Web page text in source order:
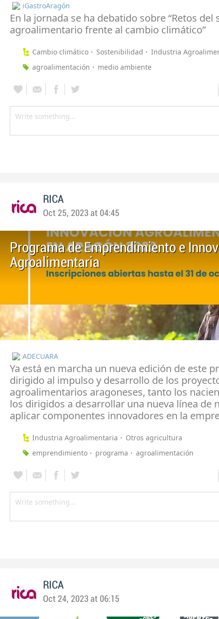
iGastroAragón
En la jornada se ha debatido sobre “Retos del
agroalimentario frente al cambio climático”
Cambio climático Sostenibilidad
Industria
agroalimentación
medio ambiente
RICA
Oct 25, 2023 at 04:45
Programa de Emprendimiento e
Agroalimentaria
ADECUARA
Ya está en marcha un nueva edición de este
dirigido al impulso y desarrollo de los
agroalimentarios aragoneses, tanto los
los dirigidos a desarrollar una nueva línea de
aplicar componentes innovadores en la
Industria Agroalimentaria
Otros agricultura
emprendimiento
programa agroalimentación
RICA
Oct 24, 2023 at 06:15